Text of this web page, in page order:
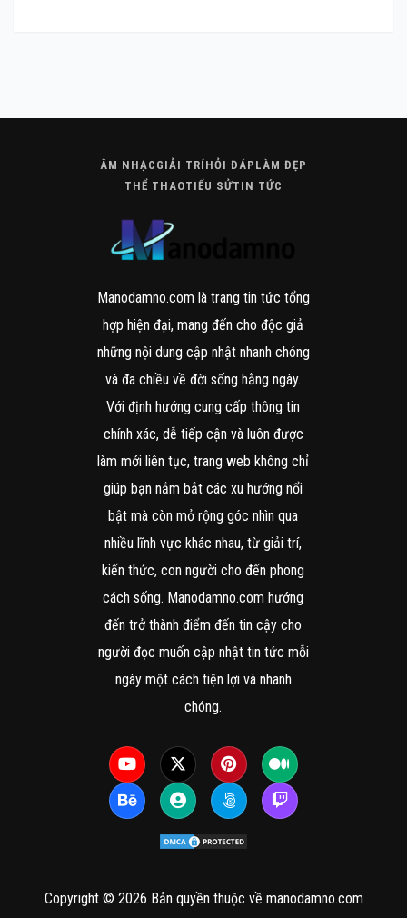
ÂM NHẠC GIẢI TRÍHỎI ĐÁP LÀM ĐẸP
THỂ THAOTIỂU SỬTIN TỨC
Manodamno.com là trang tin tức tổng
hợp hiện đại, mang đến cho độc giả
những nội dung cập nhật nhanh chóng
và đa chiều về đời sống hằng ngày.
Với định hướng cung cấp thông tin
chính xác, dễ tiếp cận và luôn được
làm mới liên tục, trang web không chỉ
giúp bạn nắm bắt các xu hướng nổi
bật mà còn mở rộng góc nhìn qua
nhiều lĩnh vực khác nhau, từ giải trí,
kiến thức, con người cho đến phong
cách sống. Manodamno.com hướng
đến trở thành điểm đến tin cậy cho
người đọc muốn cập nhật tin tức mỗi
ngày một cách tiện lợi và nhanh
chóng.
Copyright © 2026 Bản quyền thuộc về manodamno.com